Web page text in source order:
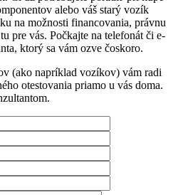
alebo váš starý vozík
na možnosti financovania, právnu
pre vás. Počkajte na telefonát či e-
ktorý sa vám ozve čoskoro.
(ako napríklad vozíkov) vám radi
otestovania priamo u vás doma.